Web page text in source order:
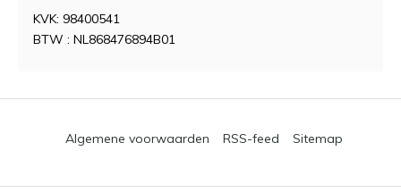
KVK: 98400541
BTW : NL868476894B01
Algemene voorwaarden RSS-feed Sitemap